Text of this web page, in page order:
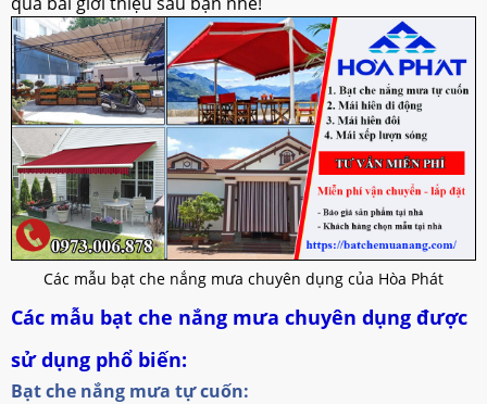
Các mẫu bạt che nắng mưa chuyên dụng của Hòa Phát
Các mẫu bạt che nắng mưa chuyên dụng được
sử dụng phổ biến:
Bạt che nắng mưa tự cuốn: